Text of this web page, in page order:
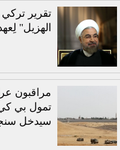
تقرير
الهزيل"
مراقبون
تمول بي
سيدخل